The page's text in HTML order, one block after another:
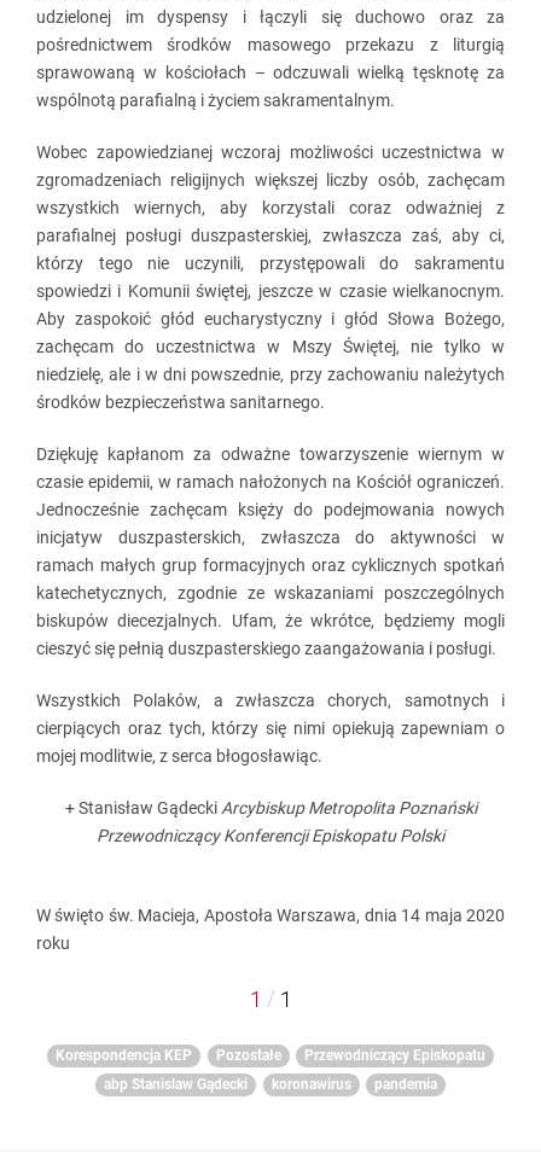
udzielonej im dyspensy i łączyli się duchowo oraz za
pośrednictwem środków masowego przekazu z liturgią
sprawowaną w kościołach – odczuwali wielką tęsknotę za
wspólnotą parafialną i życiem sakramentalnym.
Wobec zapowiedzianej wczoraj możliwości uczestnictwa w
zgromadzeniach religijnych większej liczby osób, zachęcam
wszystkich wiernych, aby korzystali coraz odważniej z
parafialnej posługi duszpasterskiej, zwłaszcza zaś, aby ci,
którzy tego nie uczynili, przystępowali do sakramentu
spowiedzi i Komunii świętej, jeszcze w czasie wielkanocnym.
Aby zaspokoić głód eucharystyczny i głód Słowa Bożego,
zachęcam do uczestnictwa w Mszy Świętej, nie tylko w
niedzielę, ale i w dni powszednie, przy zachowaniu należytych
środków bezpieczeństwa sanitarnego.
Dziękuję kapłanom za odważne towarzyszenie wiernym w
czasie epidemii, w ramach nałożonych na Kościół ograniczeń.
Jednocześnie zachęcam księży do podejmowania nowych
inicjatyw duszpasterskich, zwłaszcza do aktywności w
ramach małych grup formacyjnych oraz cyklicznych spotkań
katechetycznych, zgodnie ze wskazaniami poszczególnych
biskupów diecezjalnych. Ufam, że wkrótce, będziemy mogli
cieszyć się pełnią duszpasterskiego zaangażowania i posługi.
Wszystkich Polaków, a zwłaszcza chorych, samotnych i
cierpiących oraz tych, którzy się nimi opiekują zapewniam o
mojej modlitwie, z serca błogosławiąc.
+ Stanisław Gądecki Arcybiskup Metropolita Poznański
Przewodniczący Konferencji Episkopatu Polski
W święto św. Macieja, Apostoła Warszawa, dnia 14 maja 2020
roku
1 / 1
Korespondencja KEP Pozostałe
Przewodniczący Episkopatu
abp Stanislaw Gądecki
koronawirus pandemia